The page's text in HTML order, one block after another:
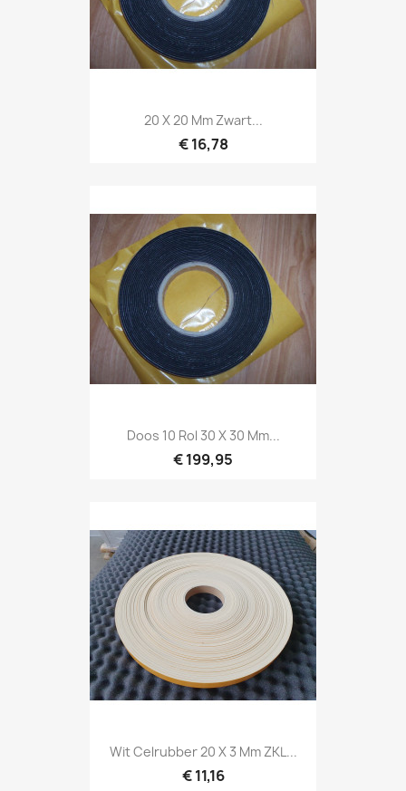
20 X 20 Mm Zwart...
€ 16,78
Doos 10 Rol 30 X 30 Mm...
€ 199,95
Wit Celrubber 20 X 3 Mm ZKL...
€ 11,16